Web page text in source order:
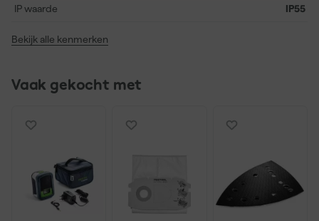
je alles snel en overzichtelijk bij de hand hebt.
IP waarde IP55
Bekijk alle kenmerken
Vaak gekocht met